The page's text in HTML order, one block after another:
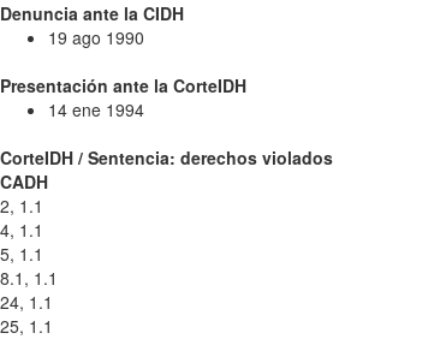
Denuncia ante la CIDH
19 ago 1990
Presentación ante la CorteIDH
14 ene 1994
CorteIDH / Sentencia: derechos violados
CADH
2, 1.1
4, 1.1
5, 1.1
8.1, 1.1
24, 1.1
25, 1.1